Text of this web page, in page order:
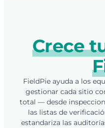
Crece
FieldPie ayuda a los
gestionar cada sitio
total — desde
las listas de
estandariza las